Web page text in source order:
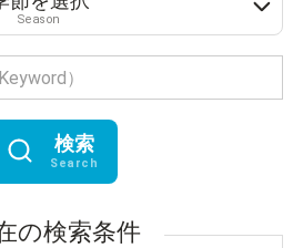
Season
検索
Search
の検索条件